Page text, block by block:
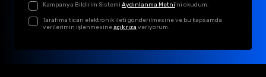
Kampanya Bildirim Sistemi Aydınlanma Metni'ni okudum.
Tarafıma ticari elektronik ileti gönderilmesine ve bu kapsamda
verilerimin işlenmesineaçık rıza veriyorum.